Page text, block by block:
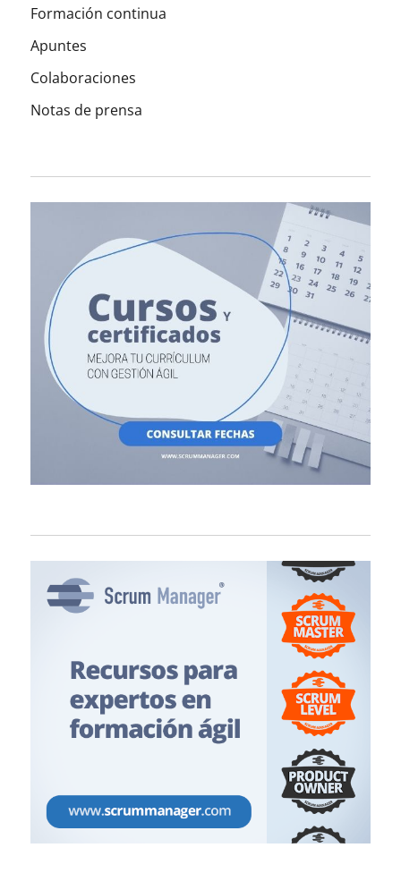
Formación continua
Apuntes
Colaboraciones
Notas de prensa